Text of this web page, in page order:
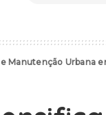
Manutenção Urbana